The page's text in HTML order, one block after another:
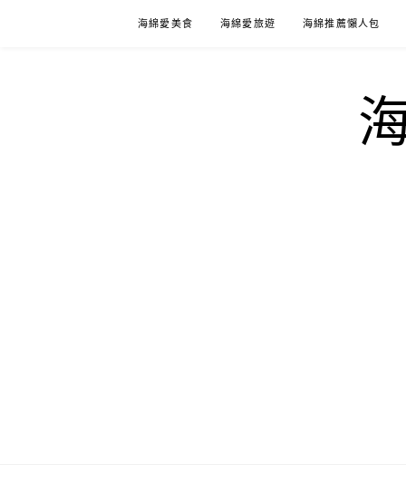
海綿愛美食 海綿愛旅遊 海綿推薦懶人包